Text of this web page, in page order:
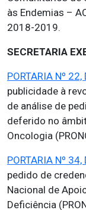
às Endemias –
2018-2019.
SECRETARIA
PORTARIA Nº
publicidade à
de análise de
deferido no
Oncologia
PORTARIA Nº
pedido de
Nacional de
Deficiência